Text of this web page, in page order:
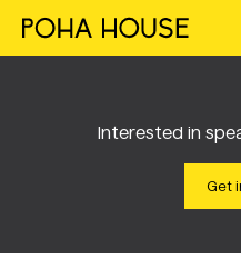
Interested in
Get